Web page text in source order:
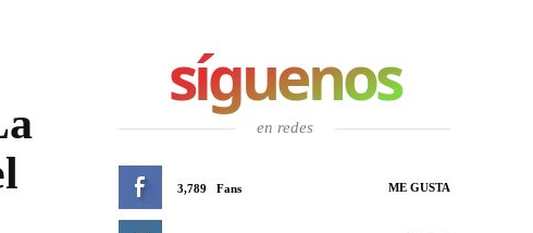
síguenos
en redes
3,789 Fans ME GUSTA